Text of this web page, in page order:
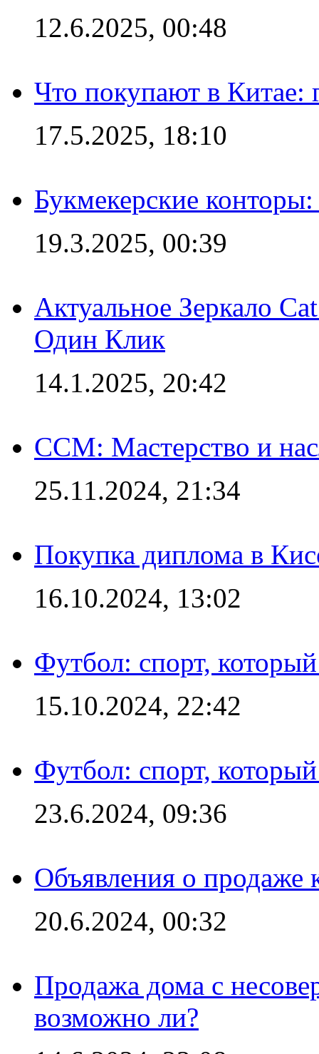
12.6.2025, 00:48
Что покупают в Китае:
17.5.2025, 18:10
Букмекерские
19.3.2025, 00:39
Актуальное Зеркало
Один Клик
14.1.2025, 20:42
CCM: Мастерство и
25.11.2024, 21:34
Покупка диплома в
16.10.2024, 13:02
Футбол: спорт,
15.10.2024, 22:42
Футбол: спорт,
23.6.2024, 09:36
Объявления о продаже
20.6.2024, 00:32
Продажа дома с
возможно ли?